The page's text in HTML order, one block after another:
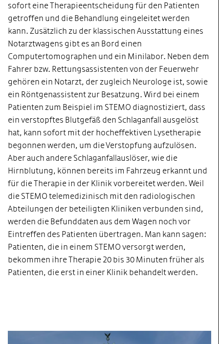
sofort eine Therapieentscheidung für den Patienten
getroffen und die Behandlung eingeleitet werden
kann. Zusätzlich zu der klassischen Ausstattung eines
Notarztwagens gibt es an Bord einen
Computertomographen und ein Minilabor. Neben dem
Fahrer bzw. Rettungsassistenten von der Feuerwehr
gehören ein Notarzt, der zugleich Neurologe ist, sowie
ein Röntgenassistent zur Besatzung. Wird bei einem
Patienten zum Beispiel im STEMO diagnostiziert, dass
ein verstopftes Blutgefäß den Schlaganfall ausgelöst
hat, kann sofort mit der hocheffektiven Lysetherapie
begonnen werden, um die Verstopfung aufzulösen.
Aber auch andere Schlaganfallauslöser, wie die
Hirnblutung, können bereits im Fahrzeug erkannt und
für die Therapie in der Klinik vorbereitet werden. Weil
die STEMO telemedizinisch mit den radiologischen
Abteilungen der beteiligten Kliniken verbunden sind,
werden die Befunddaten aus dem Wagen noch vor
Eintreffen des Patienten übertragen. Man kann sagen:
Patienten, die in einem STEMO versorgt werden,
bekommen ihre Therapie 20 bis 30 Minuten früher als
Patienten, die erst in einer Klinik behandelt werden.